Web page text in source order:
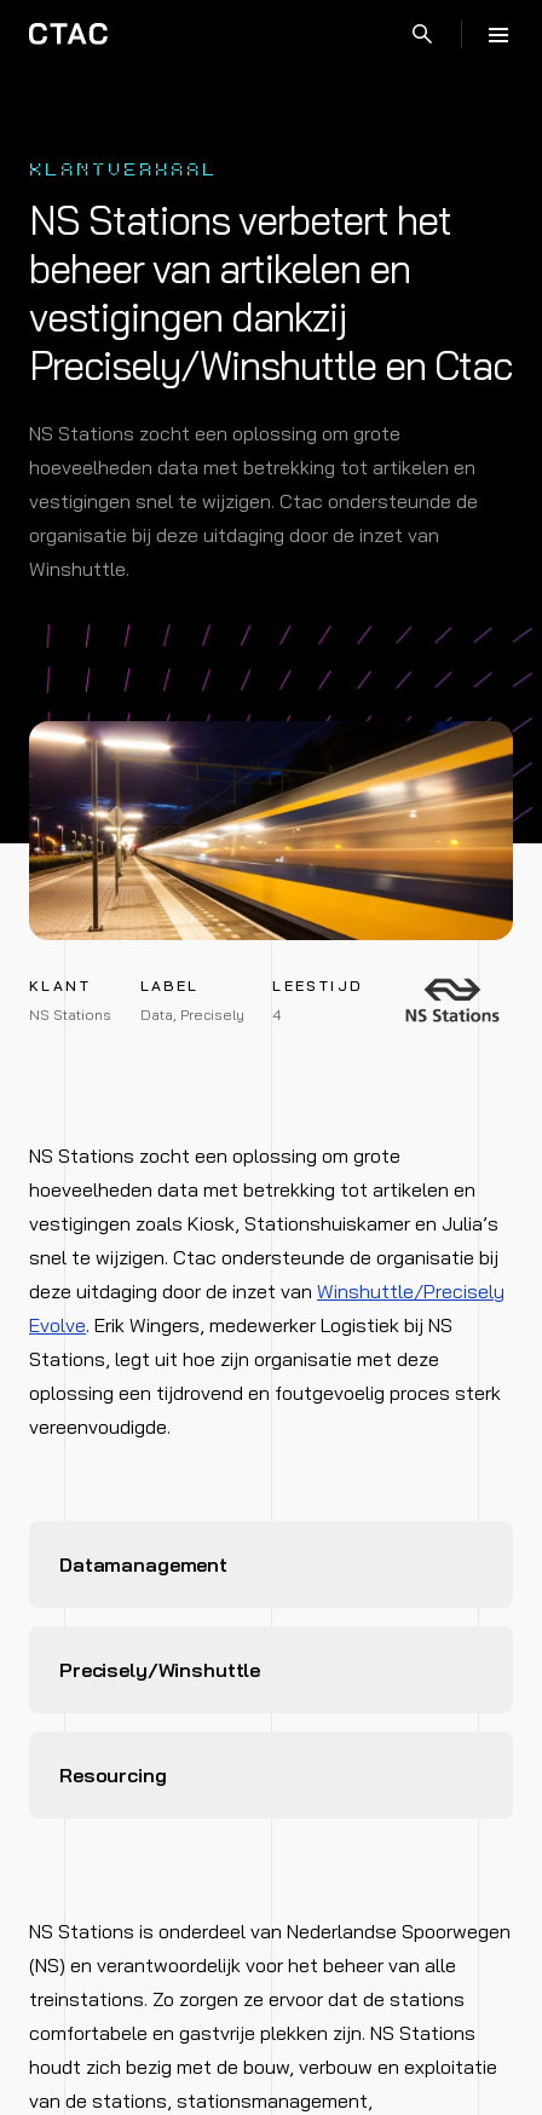
KLANTVERHAAL
NS Stations verbetert het
beheer van artikelen en
vestigingen dankzij
Precisely/Winshuttle en Ctac
NS Stations zocht een oplossing om grote
hoeveelheden data met betrekking tot artikelen en
vestigingen snel te wijzigen. Ctac ondersteunde de
organisatie bij deze uitdaging door de inzet van
Winshuttle.
KLANT
NS Stations
LABEL
Data, Precisely
LEESTIJD
4
NS Stations zocht een oplossing om grote
hoeveelheden data met betrekking tot artikelen en
vestigingen zoals Kiosk, Stationshuiskamer en Julia’s
snel te wijzigen. Ctac ondersteunde de organisatie bij
deze uitdaging door de inzet van Winshuttle/Precisely
Evolve. Erik Wingers, medewerker Logistiek bij NS
Stations, legt uit hoe zijn organisatie met deze
oplossing een tijdrovend en foutgevoelig proces sterk
vereenvoudigde.
Datamanagement
Precisely/Winshuttle
Resourcing
NS Stations is onderdeel van Nederlandse Spoorwegen
(NS) en verantwoordelijk voor het beheer van alle
treinstations. Zo zorgen ze ervoor dat de stations
comfortabele en gastvrije plekken zijn. NS Stations
houdt zich bezig met de bouw, verbouw en exploitatie
van de stations, stationsmanagement,